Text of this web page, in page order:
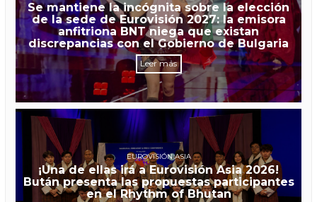
Se mantiene la incógnita sobre la elección
de la sede de Eurovisión 2027: la emisora
anfitriona BNT niega que existan
discrepancias con el Gobierno de Bulgaria
Leer más
EUROVISIÓN ASIA
¡Una de ellas irá a Eurovisión Asia 2026!
Bután presenta las propuestas participantes
en el Rhythm of Bhutan